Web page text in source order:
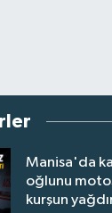
Manisa'da
oğlunu
kurşun